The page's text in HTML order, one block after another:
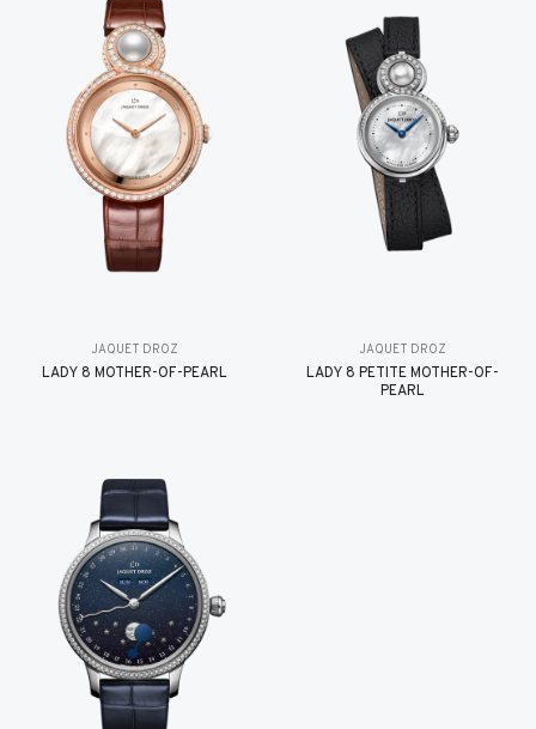
JAQUET DROZ
LADY 8 MOTHER-OF-PEARL
JAQUET DROZ
LADY 8 PETITE MOTHER-OF-
PEARL